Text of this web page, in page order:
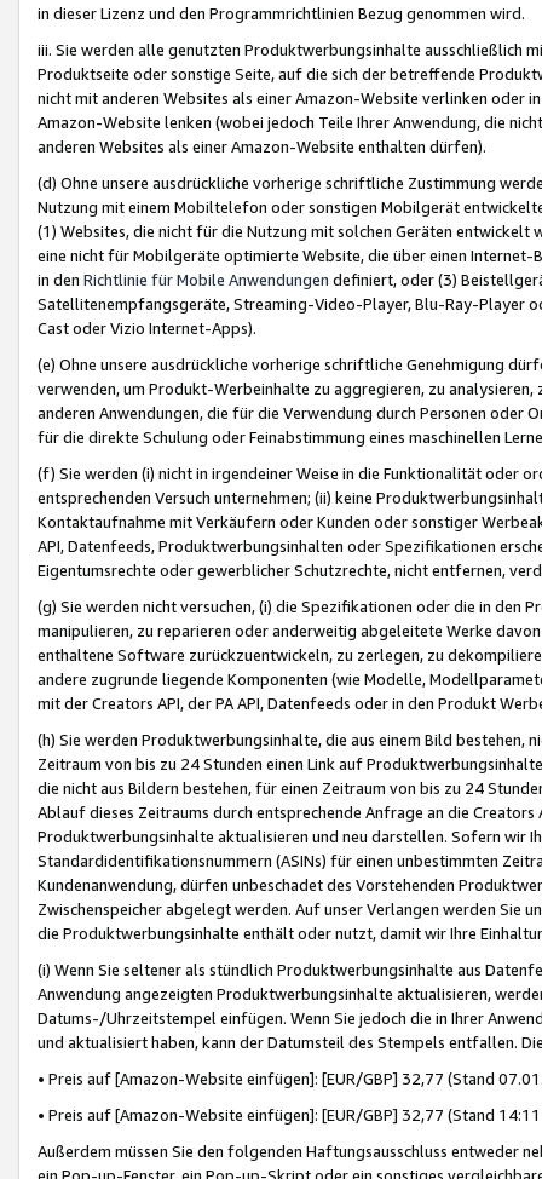
in dieser Lizenz und den Programmrichtlinien Bezug genommen wird.
iii. Sie werden alle genutzten Produktwerbungsinhalte ausschließlich
Produktseite oder sonstige Seite, auf die sich der betreffende
nicht mit anderen Websites als einer Amazon-Website verlinken oder
Amazon-Website lenken (wobei jedoch Teile Ihrer Anwendung, die
anderen Websites als einer Amazon-Website enthalten dürfen).
(d) Ohne unsere ausdrückliche vorherige schriftliche Zustimmung
Nutzung mit einem Mobiltelefon oder sonstigen Mobilgerät
(1) Websites, die nicht für die Nutzung mit solchen Geräten
eine nicht für Mobilgeräte optimierte Website, die über einen
in den Richtlinie für Mobile Anwendungen definiert, oder (3)
Satellitenempfangsgeräte, Streaming-Video-Player, Blu-Ray-Player
Cast oder Vizio Internet-Apps).
(e) Ohne unsere ausdrückliche vorherige schriftliche Genehmigung
verwenden, um Produkt-Werbeinhalte zu aggregieren, zu
anderen Anwendungen, die für die Verwendung durch Personen
für die direkte Schulung oder Feinabstimmung eines maschinellen
(f) Sie werden (i) nicht in irgendeiner Weise in die Funktionalität oder
entsprechenden Versuch unternehmen; (ii) keine
Kontaktaufnahme mit Verkäufern oder Kunden oder sonstiger
API, Datenfeeds, Produktwerbungsinhalten oder Spezifikationen
Eigentumsrechte oder gewerblicher Schutzrechte, nicht entfernen,
(g) Sie werden nicht versuchen, (i) die Spezifikationen oder die in
manipulieren, zu reparieren oder anderweitig abgeleitete Werke
enthaltene Software zurückzuentwickeln, zu zerlegen, zu
andere zugrunde liegende Komponenten (wie Modelle,
mit der Creators API, der PA API, Datenfeeds oder in den Produkt
(h) Sie werden Produktwerbungsinhalte, die aus einem Bild bestehen,
Zeitraum von bis zu 24 Stunden einen Link auf
die nicht aus Bildern bestehen, für einen Zeitraum von bis zu 24
Ablauf dieses Zeitraums durch entsprechende Anfrage an die
Produktwerbungsinhalte aktualisieren und neu darstellen. Sofern wir
Standardidentifikationsnummern (ASINs) für einen unbestimmten
Kundenanwendung, dürfen unbeschadet des Vorstehenden
Zwischenspeicher abgelegt werden. Auf unser Verlangen werden Sie
die Produktwerbungsinhalte enthält oder nutzt, damit wir Ihre
(i) Wenn Sie seltener als stündlich Produktwerbungsinhalte aus
Anwendung angezeigten Produktwerbungsinhalte aktualisieren,
Datums-/Uhrzeitstempel einfügen. Wenn Sie jedoch die in Ihrer
und aktualisiert haben, kann der Datumsteil des Stempels entfallen.
• Preis auf [Amazon-Website einfügen]: [EUR/GBP] 32,77 (Stand
• Preis auf [Amazon-Website einfügen]: [EUR/GBP] 32,77 (Stand
Außerdem müssen Sie den folgenden Haftungsausschluss entweder
ein Pop-up-Fenster, ein Pop-up-Skript oder ein sonstiges